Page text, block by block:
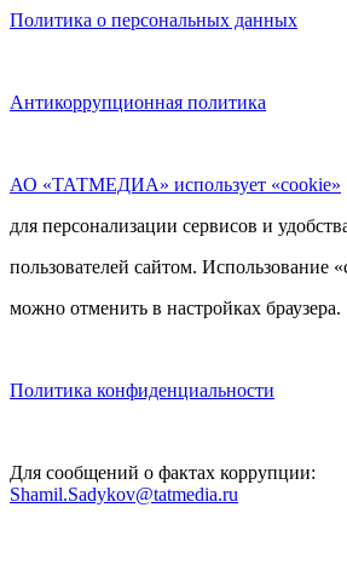
Политика о персональных данных
Антикоррупционная политика
АО «ТАТМЕДИА» использует «cookie»
для персонализации сервисов и
пользователей сайтом. Использование
можно отменить в настройках браузера.
Политика конфиденциальности
Для сообщений о фактах коррупции:
Shamil.Sadykov@tatmedia.ru